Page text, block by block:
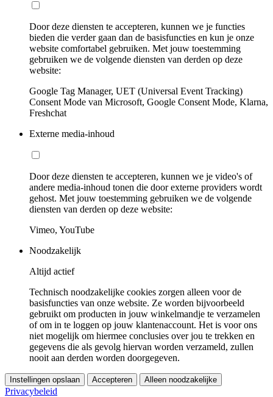
Door deze diensten te accepteren, kunnen we je functies
bieden die verder gaan dan de basisfuncties en kun je onze
website comfortabel gebruiken. Met jouw toestemming
gebruiken we de volgende diensten van derden op deze
website:
Google Tag Manager, UET (Universal Event Tracking)
Consent Mode van Microsoft, Google Consent Mode, Klarna,
Freshchat
Externe media-inhoud
Door deze diensten te accepteren, kunnen we je video's of
andere media-inhoud tonen die door externe providers wordt
gehost. Met jouw toestemming gebruiken we de volgende
diensten van derden op deze website:
Vimeo, YouTube
Noodzakelijk
Altijd actief
Technisch noodzakelijke cookies zorgen alleen voor de
basisfuncties van onze website. Ze worden bijvoorbeeld
gebruikt om producten in jouw winkelmandje te verzamelen
of om in te loggen op jouw klantenaccount. Het is voor ons
niet mogelijk om hiermee conclusies over jou te trekken en
gegevens die als gevolg hiervan worden verzameld, zullen
nooit aan derden worden doorgegeven.
Instellingen opslaan Accepteren Alleen noodzakelijke
Privacybeleid